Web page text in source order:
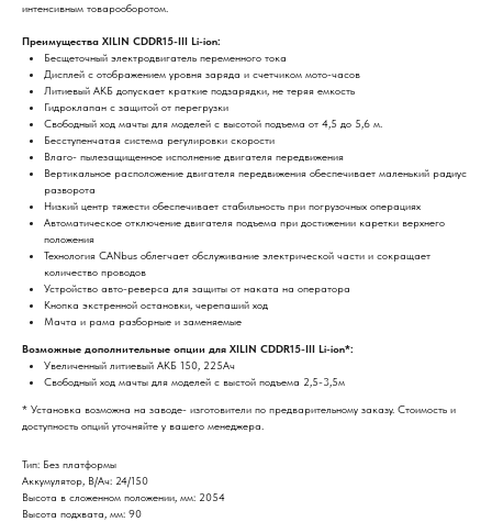
интенсивным товарооборотом.
Преимущества XILIN CDDR15-III Li-ion:
Бесщеточный электродвигатель переменного тока
Дисплей с отображением уровня заряда и счетчиком мото-часов
Литиевый АКБ допускает краткие подзарядки, не теряя емкость
Гидроклапан с защитой от перегрузки
Свободный ход мачты для моделей с высотой подъема от 4,5 до 5,6 м.
Бесступенчатая система регулировки скорости
Влаго- пылезащищенное исполнение двигателя передвижения
Вертикальное расположение двигателя передвижения обеспечивает маленький радиус
разворота
Низкий центр тяжести обеспечивает стабильность при погрузочных операциях
Автоматическое отключение двигателя подъема при достижении каретки верхнего
положения
Технология CANbus облегчает обслуживание электрической части и сокращает
количество проводов
Устройство авто-реверса для защиты от наката на оператора
Кнопка экстренной остановки, черепаший ход
Мачта и рама разборные и заменяемые
Возможные дополнительные опции для XILIN CDDR15-III Li-ion*:
Увеличенный литиевый АКБ 150, 225Ач
Свободный ход мачты для моделей с выстой подъема 2,5-3,5м
* Установка возможна на заводе- изготовители по предварительному заказу. Стоимость и
доступность опций уточняйте у вашего менеджера.
Тип: Без платформы
Аккумулятор, В/Ач: 24/150
Высота в сложенном положении, мм: 2054
Высота подхвата, мм: 90